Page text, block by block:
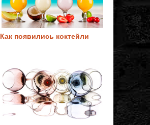
Как появились коктейли